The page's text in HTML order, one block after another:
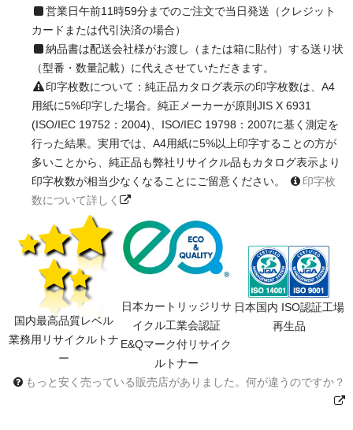
営業日午前11時59分までのご注文で当日発送（クレジット
カードまたは代引決済の場合）
納品書は配送会社様がお渡し（または箱に貼付）する送り状
（型番・数量記載）に代えさせていただきます。
印字枚数について：純正品カタログ表示の印字枚数は、A4
用紙に5%印字した場合。純正メーカーが原則JIS X 6931
(ISO/IEC 19752：2004)、ISO/IEC 19798：2007に基く測定を
行った結果。実用では、A4用紙に5%以上印字することの方が
多いことから、純正品も弊社リサイクル品もカタログ表示より
印字枚数が相当少なくなることにご留意ください。
印字枚
数について詳しく
国内最高品質レベル
業務用リサイクルトナ
ー
日本カートリッジリサ
イクル工業会認証
E&Qマーク付リサイク
ルトナー
日本国内 ISO認証工場
再生品
もっと安く売っている販売店がありました。何が違うのですか？